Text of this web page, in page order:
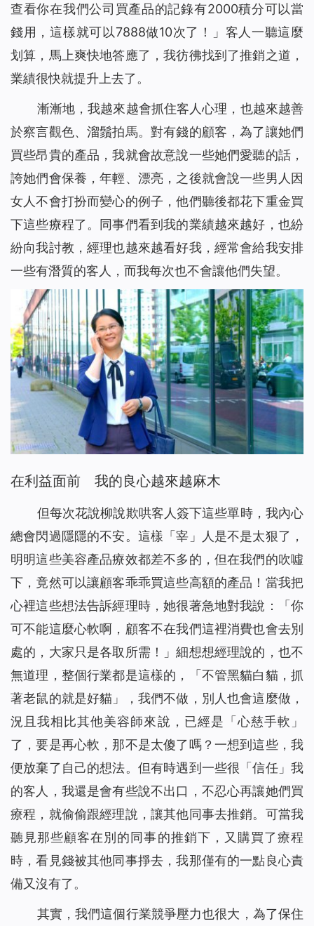
查看你在我們公司買產品的記錄有2000積分可以當
錢用，這樣就可以7888做10次了！」客人一聽這麼
划算，馬上爽快地答應了，我彷彿找到了推銷之道，
業績很快就提升上去了。
漸漸地，我越來越會抓住客人心理，也越來越善
於察言觀色、溜鬚拍馬。對有錢的顧客，為了讓她們
買些昂貴的產品，我就會故意說一些她們愛聽的話，
誇她們會保養，年輕、漂亮，之後就會說一些男人因
女人不會打扮而變心的例子，他們聽後都花下重金買
下這些療程了。同事們看到我的業績越來越好，也紛
紛向我討教，經理也越來越看好我，經常會給我安排
一些有潛質的客人，而我每次也不會讓他們失望。
在利益面前 我的良心越來越麻木
但每次花說柳說欺哄客人簽下這些單時，我內心
總會閃過隱隱的不安。這樣「宰」人是不是太狠了，
明明這些美容產品療效都差不多的，但在我們的吹噓
下，竟然可以讓顧客乖乖買這些高額的產品！當我把
心裡這些想法告訴經理時，她很著急地對我說：「你
可不能這麼心軟啊，顧客不在我們這裡消費也會去別
處的，大家只是各取所需！」細想想經理說的，也不
無道理，整個行業都是這樣的，「不管黑貓白貓，抓
著老鼠的就是好貓」，我們不做，別人也會這麼做，
況且我相比其他美容師來說，已經是「心慈手軟」
了，要是再心軟，那不是太傻了嗎？一想到這些，我
便放棄了自己的想法。但有時遇到一些很「信任」我
的客人，我還是會有些說不出口，不忍心再讓她們買
療程，就偷偷跟經理說，讓其他同事去推銷。可當我
聽見那些顧客在別的同事的推銷下，又購買了療程
時，看見錢被其他同事掙去，我那僅有的一點良心責
備又沒有了。
其實，我們這個行業競爭壓力也很大，為了保住